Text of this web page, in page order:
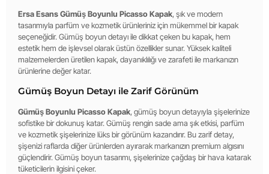
Ersa Esans Gümüş Boyunlu Picasso Kapak, şık ve modern
tasarımıyla parfüm ve kozmetik ürünleriniz için mükemmel bir kapak
seçeneğidir. Gümüş boyun detayı ile dikkat çeken bu kapak, hem
estetik hem de işlevsel olarak üstün özellikler sunar. Yüksek kaliteli
malzemelerden üretilen kapak, dayanıklılığı ve zarafeti ile markanızın
ürünlerine değer katar.
Gümüş Boyun Detayı ile Zarif Görünüm
Gümüş Boyunlu Picasso Kapak, gümüş boyun detayıyla şişelerinize
sofistike bir dokunuş katar. Gümüş rengin sade ama şık etkisi, parfüm
ve kozmetik şişelerinize lüks bir görünüm kazandırır. Bu zarif detay,
şişenizi raflarda diğer ürünlerden ayırarak markanızın premium algısını
güçlendirir. Gümüş boyun tasarımı, şişelerinize çağdaş bir hava katarak
tüketicilerin ilgisini çeker.